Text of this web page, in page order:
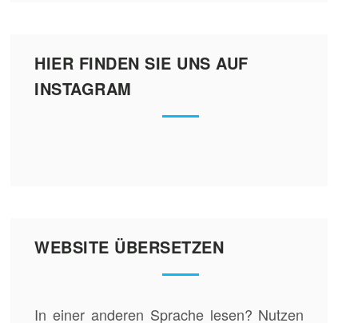
HIER FINDEN SIE UNS AUF
INSTAGRAM
WEBSITE ÜBERSETZEN
In einer anderen Sprache lesen? Nutzen